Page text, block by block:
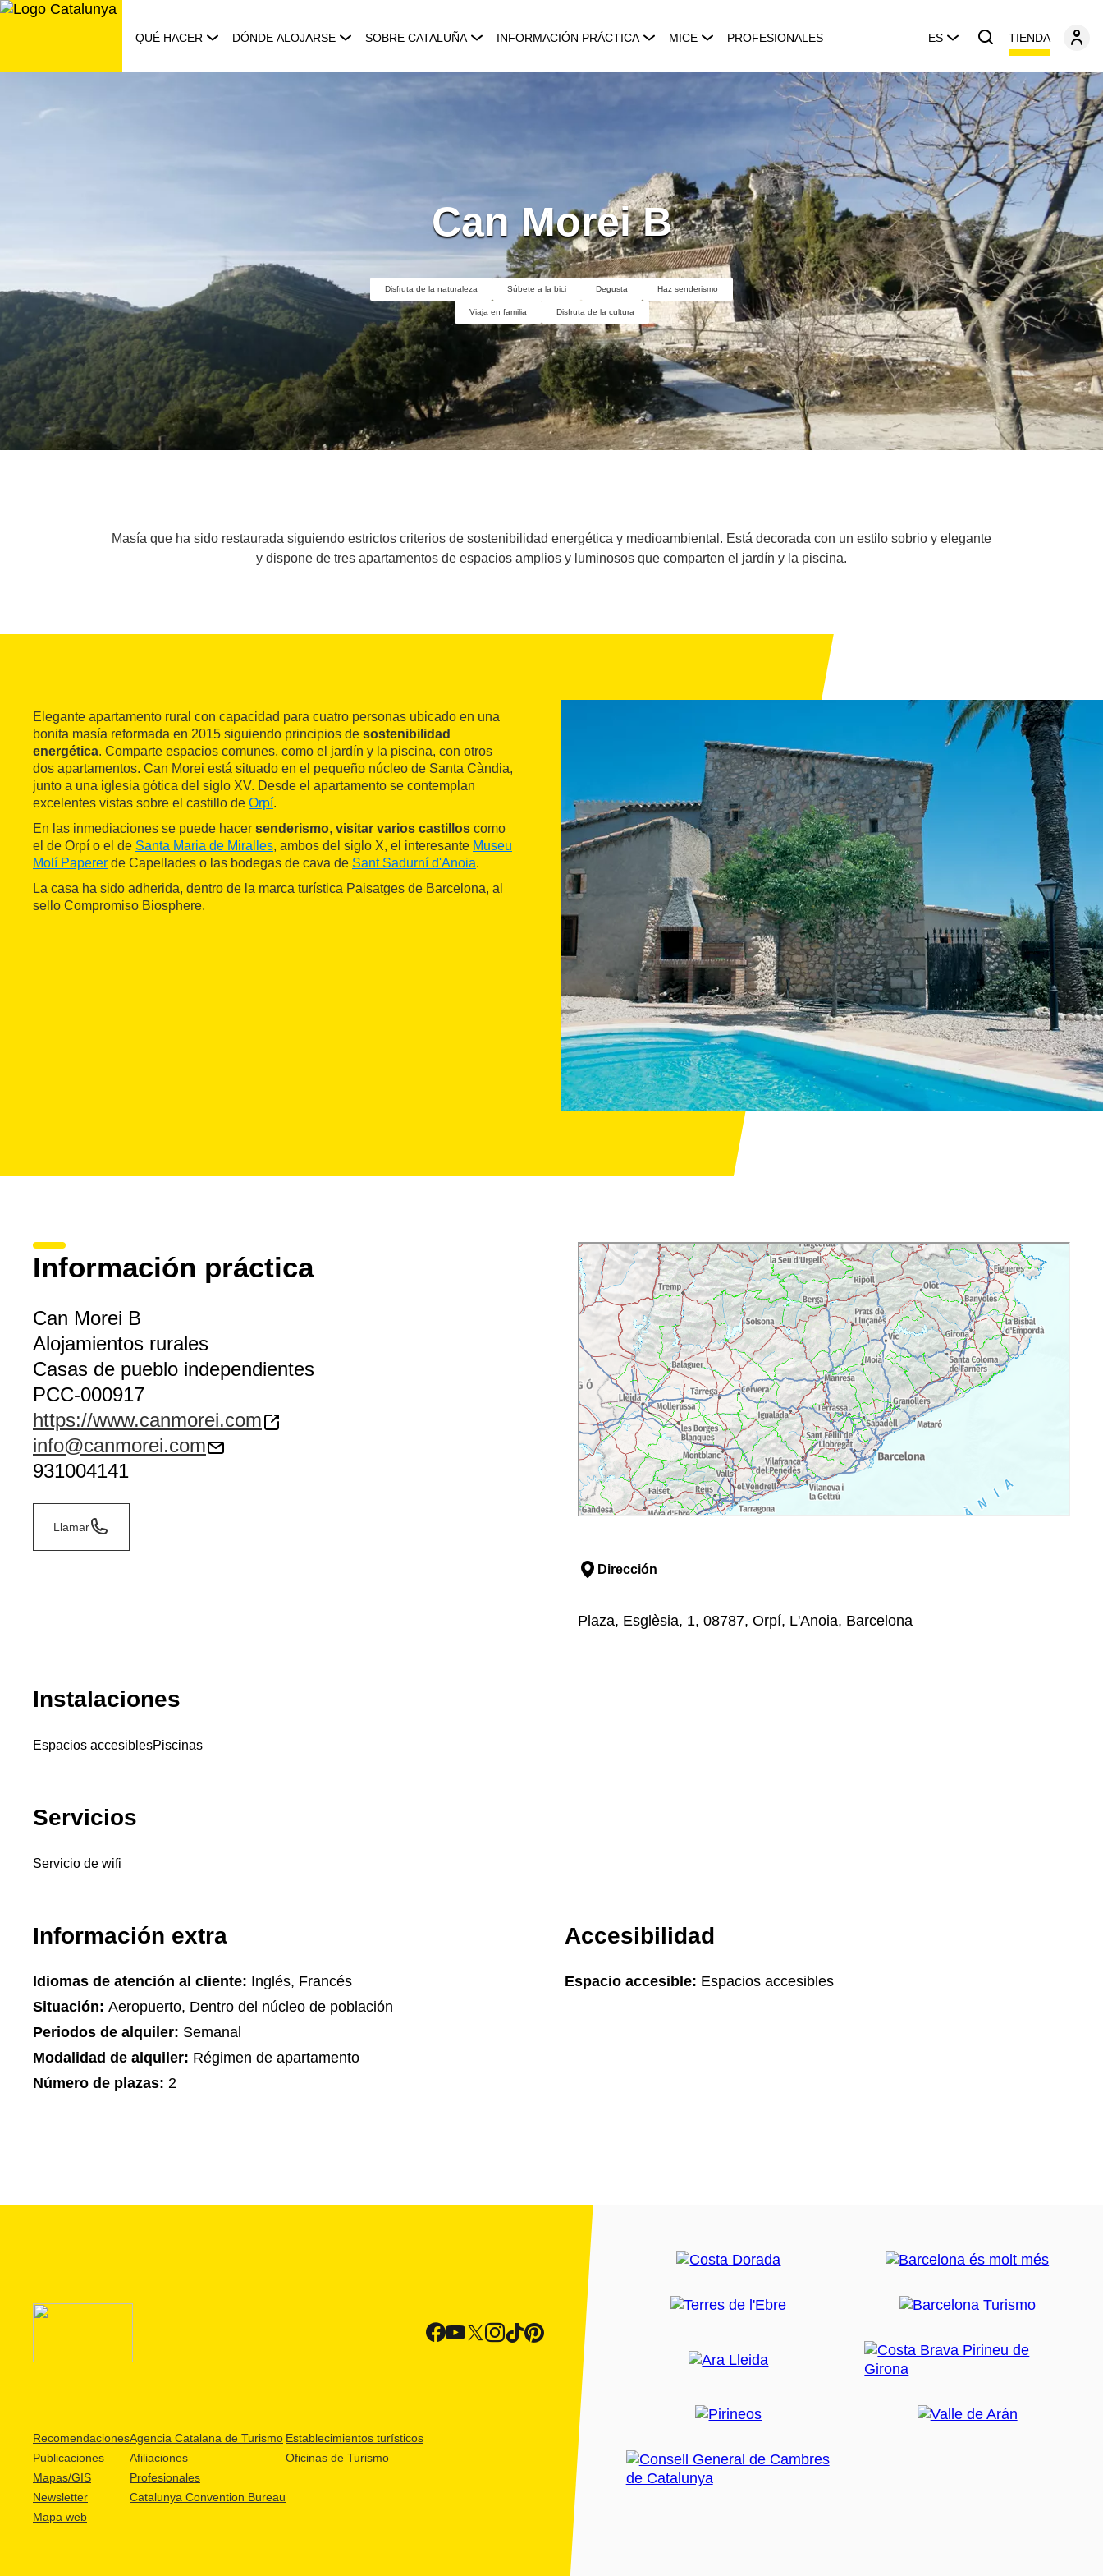
Saltar
QUÉ HACER DÓNDE ALOJARSE SOBRE CATALUÑA INFORMACIÓN PRÁCTICA MICE PROFESIONALES ES TIENDA
Can Morei B
Disfruta de la naturaleza Súbete a la bici Degusta Haz senderismo
Viaja en familia Disfruta de la cultura
Masía que ha sido restaurada siguiendo estrictos criterios de sostenibilidad energética y medioambiental. Está decorada con un estilo sobrio y elegante
y dispone de tres apartamentos de espacios amplios y luminosos que comparten el jardín y la piscina.
Elegante apartamento rural con capacidad para cuatro personas ubicado en una
bonita masía reformada en 2015 siguiendo principios de sostenibilidad
energética. Comparte espacios comunes, como el jardín y la piscina, con otros
dos apartamentos. Can Morei está situado en el pequeño núcleo de Santa Càndia,
junto a una iglesia gótica del siglo XV. Desde el apartamento se contemplan
excelentes vistas sobre el castillo de Orpí.
En las inmediaciones se puede hacer senderismo, visitar varios castillos como
el de Orpí o el de Santa Maria de Miralles, ambos del siglo X, el interesante Museu
Molí Paperer de Capellades o las bodegas de cava de Sant Sadurní d'Anoia.
La casa ha sido adherida, dentro de la marca turística Paisatges de Barcelona, al
sello Compromiso Biosphere.
Información práctica
Can Morei B
Alojamientos rurales
Casas de pueblo independientes
PCC-000917
https://www.canmorei.com
info@canmorei.com
931004141
Llamar
Dirección
Plaza, Esglèsia, 1, 08787, Orpí, L'Anoia, Barcelona
Instalaciones
Espacios accesiblesPiscinas
Servicios
Servicio de wifi
Información extra
Idiomas de atención al cliente: Inglés, Francés
Situación: Aeropuerto, Dentro del núcleo de población
Periodos de alquiler: Semanal
Modalidad de alquiler: Régimen de apartamento
Número de plazas: 2
Accesibilidad
Espacio accesible: Espacios accesibles
Recomendaciones
Publicaciones
Mapas/GIS
Newsletter
Mapa web
Agencia Catalana de Turismo
Afiliaciones
Profesionales
Catalunya Convention Bureau
Establecimientos turísticos
Oficinas de Turismo